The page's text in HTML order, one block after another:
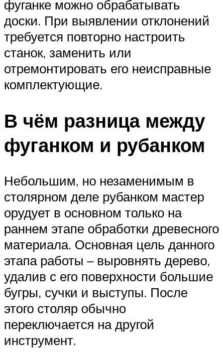
фуганке можно обрабатывать
доски. При выявлении отклонений
требуется повторно настроить
станок, заменить или
отремонтировать его неисправные
комплектующие.
В чём разница между
фуганком и рубанком
Небольшим, но незаменимым в
столярном деле рубанком мастер
орудует в основном только на
раннем этапе обработки древесного
материала. Основная цель данного
этапа работы – выровнять дерево,
удалив с его поверхности большие
бугры, сучки и выступы. После
этого столяр обычно
переключается на другой
инструмент.